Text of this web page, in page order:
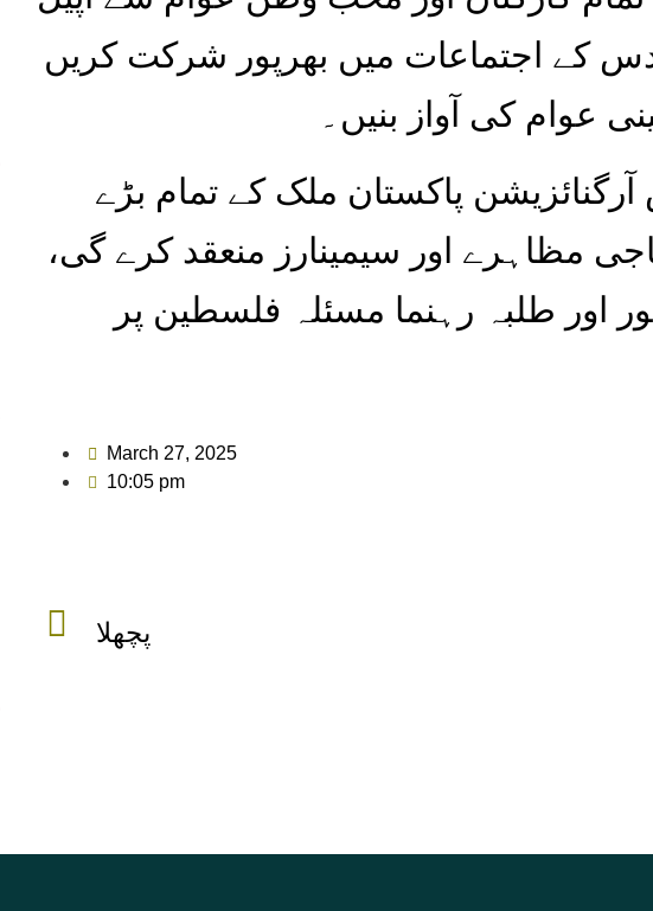
کے اجتماعات میں بھرپور شرکت کریں
عوام کی آواز بنیں۔
پاکستان ملک کے تمام بڑے
مظاہرے اور سیمینارز منعقد کرے گی،
اور طلبہ رہنما مسئلہ فلسطین پر
March 27, 2025
10:05 pm
پچھلا